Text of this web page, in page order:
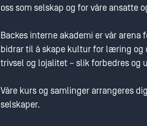
oss som selskap og for våre ansatte
Backes interne akademi er vår
bidrar til å skape kultur for læring og
trivsel og lojalitet – slik forbedres og
Våre kurs og samlinger arrangeres
selskaper.